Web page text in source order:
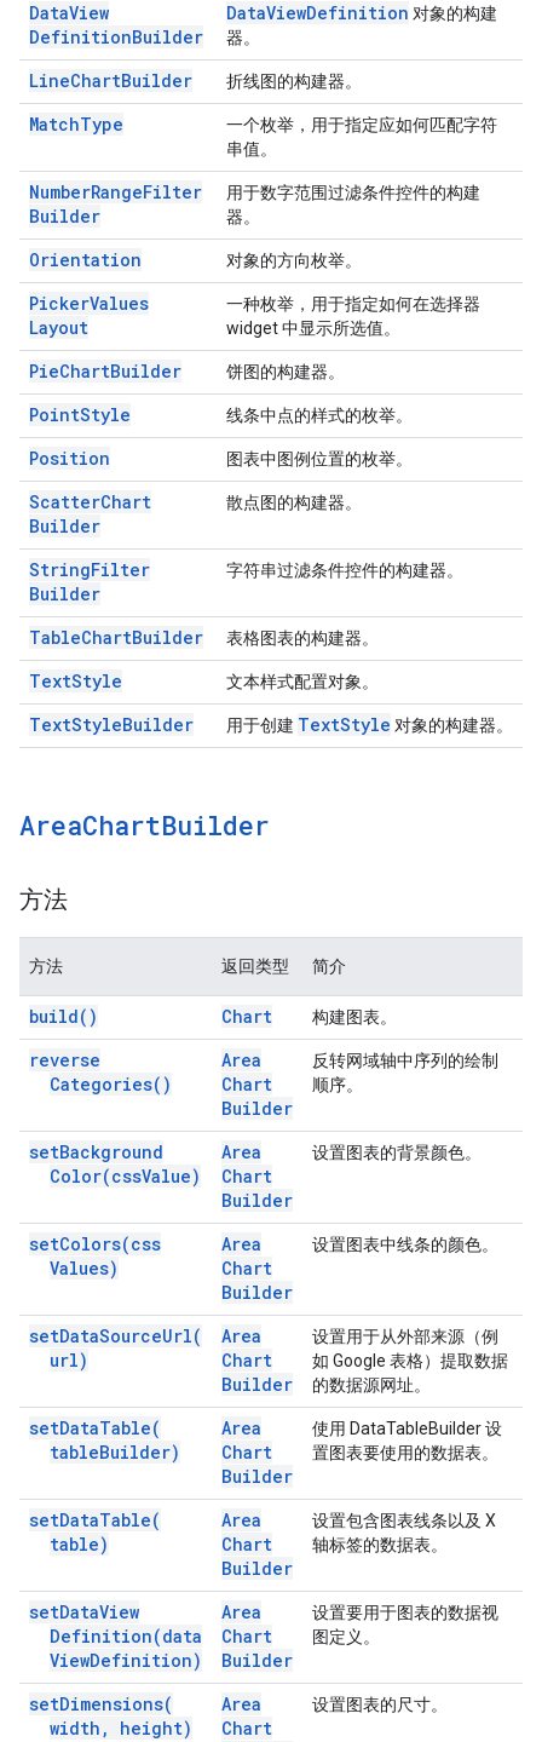
DataView
DefinitionBuilder
DataViewDefinition 对象的构建
器。
LineChartBuilder 折线图的构建器。
MatchType
一个枚举，用于指定应如何匹配字符
串值。
NumberRangeFilter
Builder
用于数字范围过滤条件控件的构建
器。
Orientation 对象的方向枚举。
PickerValues
Layout
一种枚举，用于指定如何在选择器
widget 中显示所选值。
PieChartBuilder 饼图的构建器。
PointStyle 线条中点的样式的枚举。
Position 图表中图例位置的枚举。
ScatterChart
Builder
散点图的构建器。
StringFilter
Builder
字符串过滤条件控件的构建器。
TableChartBuilder 表格图表的构建器。
TextStyle 文本样式配置对象。
TextStyleBuilder 用于创建 TextStyle 对象的构建器。
AreaChartBuilder
方法
方法 返回类型 简介
build( ) Chart 构建图表。
reverse
Categories( )
Area
Chart
Builder
反转网域轴中序列的绘制
顺序。
setBackground
Color(cssValue)
Area
Chart
Builder
设置图表的背景颜色。
setColors(css
Values)
Area
Chart
Builder
设置图表中线条的颜色。
setDataSourceUrl(
url)
Area
Chart
Builder
设置用于从外部来源（例
如 Google 表格）提取数据
的数据源网址。
setDataTable(
tableBuilder)
Area
Chart
Builder
使用 DataTableBuilder 设
置图表要使用的数据表。
setDataTable(
table)
Area
Chart
Builder
设置包含图表线条以及 X
轴标签的数据表。
setDataView
Definition(data
ViewDefinition)
Area
Chart
Builder
设置要用于图表的数据视
图定义。
setDimensions(
width , height)
Area
Chart
设置图表的尺寸。